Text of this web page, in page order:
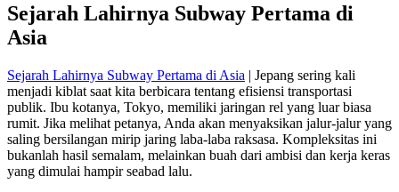
Sejarah Lahirnya Subway Pertama di
Asia
Sejarah Lahirnya Subway Pertama di Asia | Jepang sering kali
menjadi kiblat saat kita berbicara tentang efisiensi transportasi
publik. Ibu kotanya, Tokyo, memiliki jaringan rel yang luar biasa
rumit. Jika melihat petanya, Anda akan menyaksikan jalur-jalur yang
saling bersilangan mirip jaring laba-laba raksasa. Kompleksitas ini
bukanlah hasil semalam, melainkan buah dari ambisi dan kerja keras
yang dimulai hampir seabad lalu.